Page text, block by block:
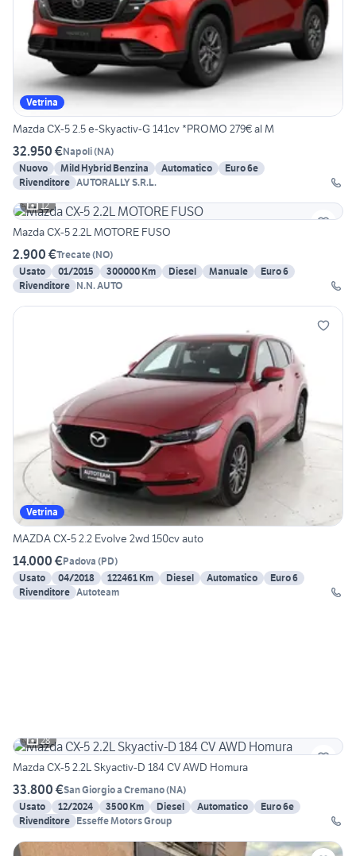
Vetrina
Mazda CX-5 2.5 e-Skyactiv-G 141cv *PROMO 279€ al M
32.950 €Napoli(NA)
Nuovo
Mild Hybrid Benzina Automatico
Euro 6e
Rivenditore AUTORALLY S.R.L.
12
Mazda CX-5 2.2L MOTORE FUSO
2.900 €Trecate(NO)
Usato
01/2015 300000 Km Diesel Manuale
Euro 6
Rivenditore N.N. AUTO
Vetrina
MAZDA CX-5 2.2 Evolve 2wd 150cv auto
14.000 €Padova (PD)
Usato
04/2018 122461 Km Diesel Automatico
Euro 6
Rivenditore Autoteam
28
Mazda CX-5 2.2L Skyactiv-D 184 CV AWD Homura
33.800 €San Giorgio a Cremano(NA)
Usato
12/2024 3500 Km Diesel Automatico
Euro 6e
Rivenditore Esseffe Motors Group